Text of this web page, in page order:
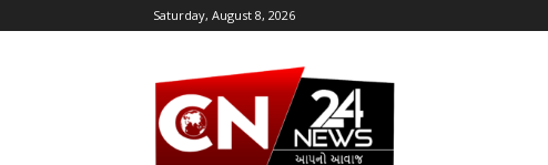
Saturday, August 8, 2026